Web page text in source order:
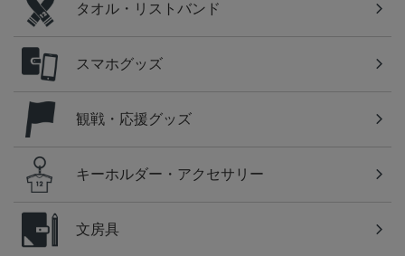
タオル・リストバンド
スマホグッズ
観戦・応援グッズ
キーホルダー・アクセサリー
文房具